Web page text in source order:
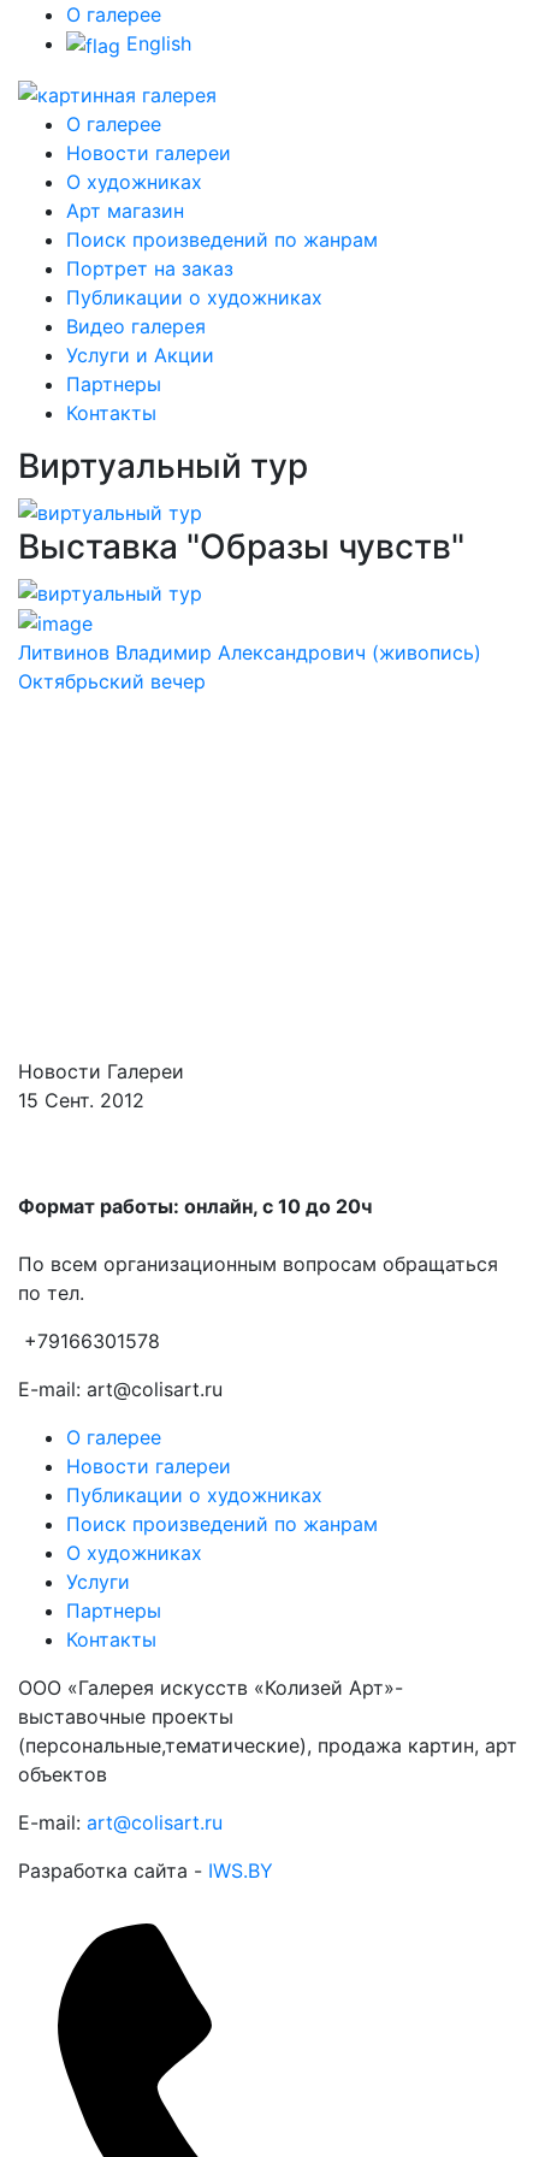
О галерее
English
О галерее
Новости галереи
О художниках
Арт магазин
Поиск произведений по жанрам
Портрет на заказ
Публикации о художниках
Видео галерея
Услуги и Акции
Партнеры
Контакты
Виртуальный тур
Выставка "Образы чувств"
Литвинов Владимир Александрович (живопись)
Октябрьский вечер
Новости Галереи
15 Сент. 2012
Формат работы: онлайн, с 10 до 20ч
По всем организационным вопросам обращаться
по тел.
+79166301578
E-mail: art@colisart.ru
О галерее
Новости галереи
Публикации о художниках
Поиск произведений по жанрам
О художниках
Услуги
Партнеры
Контакты
ООО «Галерея искусств «Колизей Арт»-
выставочные проекты
(персональные,тематические), продажа картин, арт
объектов
E-mail: art@colisart.ru
Разработка сайта - IWS.BY